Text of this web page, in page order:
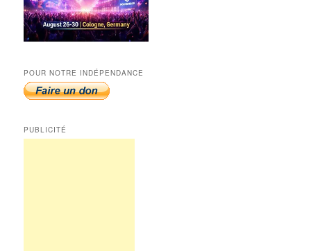
POUR NOTRE INDÉPENDANCE
PUBLICITÉ